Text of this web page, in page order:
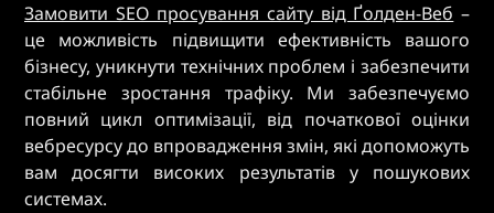
Замовити SEO просування сайту від Ґолден-Веб –
це можливість підвищити ефективність вашого
бізнесу, уникнути технічних проблем і забезпечити
стабільне зростання трафіку. Ми забезпечуємо
повний цикл оптимізації, від початкової оцінки
вебресурсу до впровадження змін, які допоможуть
вам досягти високих результатів у пошукових
системах.